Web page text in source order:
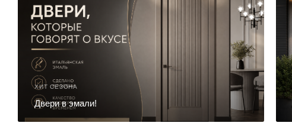
ХИТ СЕЗОНА
Двери в эмали!